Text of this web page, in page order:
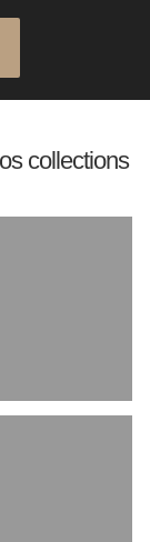
collections